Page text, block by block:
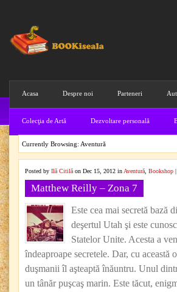
Acasa Despre noi Parteneri
Colecţia de Artă Dezvoltare personală
Currently Browsing: Aventură
Posted by Ilă Citilă on Dec 15, 2012 in Aventură Bookshop |
Matthew Reilly – Zona 7
Este cea mai secretă bază
deşertul Utah şi este
Statelor Unite. Acesta a
îndeaproape secretele. Dar, cu
duşmanii îl aşteaptă înăuntru. Unul
un tânăr puşcaş marin. Este tăcut,